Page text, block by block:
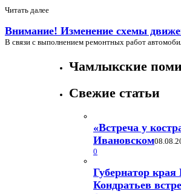
Читать далее
Внимание! Изменение схемы
В связи с выполнением ремонтных работ
Чамлыкские
Свежие статьи
«Встреча у
Ивановском
0
Губернатор
Кондратьев